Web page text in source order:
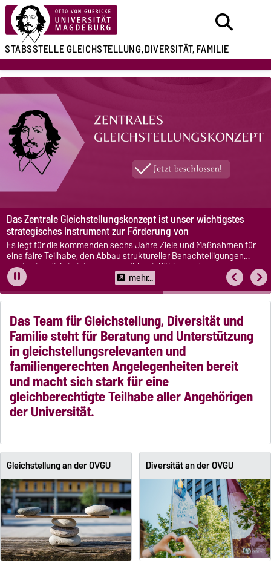
STABSSTELLEGLEICHSTELLUNG,DIVERSITÄT, FAMILIE
Das Zentrale Gleichstellungskonzept ist unser wichtigstes
strategisches Instrument zur Förderung von
Chancengerechtigkeit und Gleichstellung an unserer
Universität.
Es legt für die kommenden sechs Jahre Ziele und Maßnahmen für
eine faire Teilhabe, den Abbau struktureller Benachteiligungen
sowie eine diskriminierungssensible, vielfältige und
familienfreundliche Hochschulkultur fest.
mehr...
Das Team für Gleichstellung, Diversität und
Familie steht für Beratung und Unterstützung
in gleichstellungsrelevanten und
familiengerechten Angelegenheiten bereit
und macht sich stark für eine
gleichberechtigte Teilhabe aller Angehörigen
der Universität.
Gleichstellung an der OVGU Diversität an der OVGU